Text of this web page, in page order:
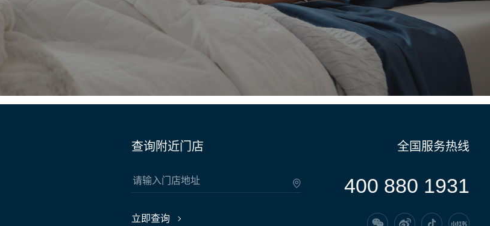
查询附近门店
立即查询
全国服务热线
400 880 1931